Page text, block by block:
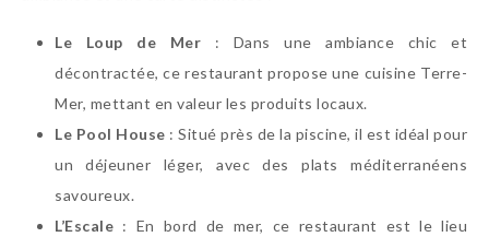
Le Loup de Mer : Dans une ambiance chic et
décontractée, ce restaurant propose une cuisine Terre-
Mer, mettant en valeur les produits locaux.
Le Pool House : Situé près de la piscine, il est idéal pour
un déjeuner léger, avec des plats méditerranéens
savoureux.
L’Escale : En bord de mer, ce restaurant est le lieu